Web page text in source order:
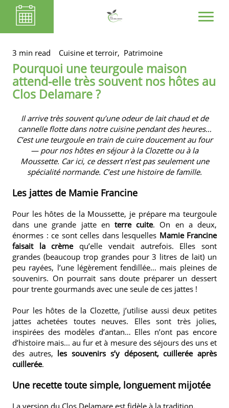
3 min read Cuisine et terroir, Patrimoine
Pourquoi une teurgoule maison
attend-elle très souvent nos hôtes au
Clos Delamare ?
Il arrive très souvent qu’une odeur de lait chaud et de
cannelle flotte dans notre cuisine pendant des heures…
C’est une teurgoule en train de cuire doucement au four
— pour nos hôtes en séjour à la Clozette ou à la
Moussette. Car ici, ce dessert n’est pas seulement une
spécialité normande. C’est une histoire de famille.
Les jattes de Mamie Francine
Pour les hôtes de la Moussette, je prépare ma teurgoule
dans une grande jatte en terre cuite. On en a deux,
énormes : ce sont celles dans lesquelles Mamie Francine
faisait
la crèmequ’elle vendait autrefois. Elles sont
grandes (beaucoup trop grandes pour 3 litres de lait) un
peu rayées, l’une légèrement fendillée… mais pleines de
souvenirs. On pourrait sans doute préparer un dessert
pour trente gourmands avec une seule de ces jattes !
Pour les hôtes de la Clozette, j’utilise aussi deux petites
jattes achetées toutes neuves. Elles sont très jolies,
inspirées des modèles d’antan… Elles n’ont pas encore
d’histoire mais... au fur et à mesure des séjours des uns et
des autres, les souvenirs s’y déposent, cuillerée après
cuillerée.
Une recette toute simple, longuement mijotée
La version du Clos Delamare est fidèle à la tradition.